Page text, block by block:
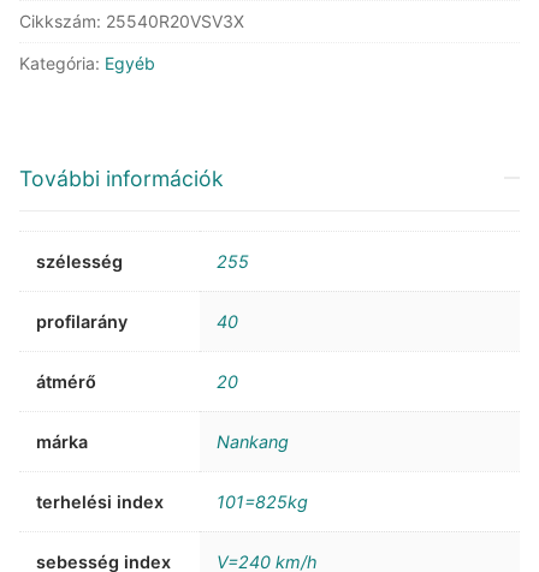
XL
mennyiség
Cikkszám: 25540R20VSV3X
Kategória: Egyéb
További információk
szélesség 255
profilarány 40
átmérő 20
márka Nankang
terhelési index 101=825kg
sebesség index V=240 km/h